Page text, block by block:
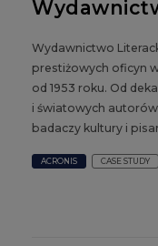
Wydawnictwo
prestiżowych oficyn
od 1953 roku. Od
i światowych
badaczy kultury i
ACRONIS CASE STUDY